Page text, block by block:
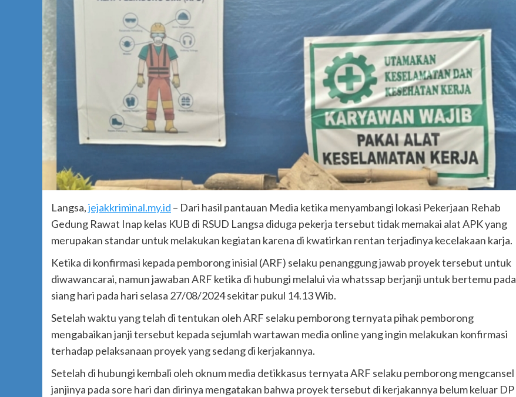
Langsa,jejakkriminal.my.id – Dari hasil pantauan Media ketika menyambangi lokasi Pekerjaan Rehab
Gedung Rawat Inap kelas KUB di RSUD Langsa diduga pekerja tersebut tidak memakai alat APK yang
merupakan standar untuk melakukan kegiatan karena di kwatirkan rentan terjadinya kecelakaan karja.
Ketika di konfirmasi kepada pemborong inisial (ARF) selaku penanggung jawab proyek tersebut untuk
diwawancarai, namun jawaban ARF ketika di hubungi melalui via whatssap berjanji untuk bertemu pada
siang hari pada hari selasa 27/08/2024 sekitar pukul 14.13 Wib.
Setelah waktu yang telah di tentukan oleh ARF selaku pemborong ternyata pihak pemborong
mengabaikan janji tersebut kepada sejumlah wartawan media online yang ingin melakukan konfirmasi
terhadap pelaksanaan proyek yang sedang di kerjakannya.
Setelah di hubungi kembali oleh oknum media detikkasus ternyata ARF selaku pemborong mengcansel
janjinya pada sore hari dan dirinya mengatakan bahwa proyek tersebut di kerjakannya belum keluar DP